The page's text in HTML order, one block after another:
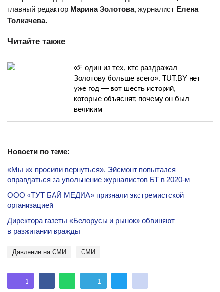
главный редактор Марина Золотова, журналист Елена
Толкачева.
Читайте также
«Я один из тех, кто раздражал
Золотову больше всего». TUT.BY нет
уже год — вот шесть историй,
которые объяснят, почему он был
великим
Новости по теме:
«Мы их просили вернуться». Эйсмонт попытался
оправдаться за увольнение журналистов БТ в 2020-м
ООО «ТУТ БАЙ МЕДИА» признали экстремистской
организацией
Директора газеты «Белорусы и рынок» обвиняют
в разжигании вражды
Давление на СМИ СМИ
1 1